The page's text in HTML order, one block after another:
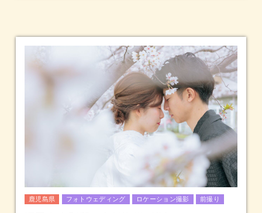
鹿児島県 フォトウェディング ロケーション撮影 前撮り